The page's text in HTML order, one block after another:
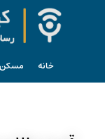
خانه مسکن